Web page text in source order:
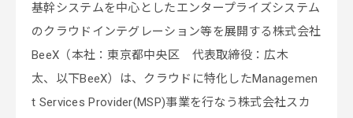
基幹システムを中心としたエンタープライズシステム
のクラウドインテグレーション等を展開する株式会社
BeeX（本社：東京都中央区 代表取締役：広木
太、以下BeeX）は、クラウドに特化したManagemen
t Services Provider(MSP)事業を行なう株式会社スカ